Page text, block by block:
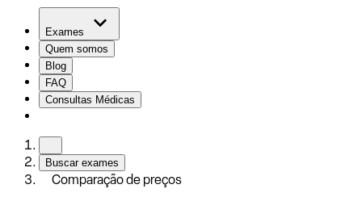
Exames
Quem somos
Blog
FAQ
Consultas Médicas
Buscar exames
Comparação de preços